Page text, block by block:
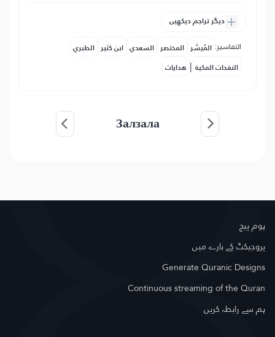
دیگر تراجم دیکھیں
التفاسير: المُيسَّر المختصر السعدي ابن كثير الطبري
النفحات المكية | هدايات
Залзала
ہوم پیج
پروجیکٹ کے بارے میں
Generate Quranic Designs
Continuous streaming of the Quran
ہم سے رابطہ کریں